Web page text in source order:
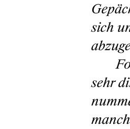
sich
sehr